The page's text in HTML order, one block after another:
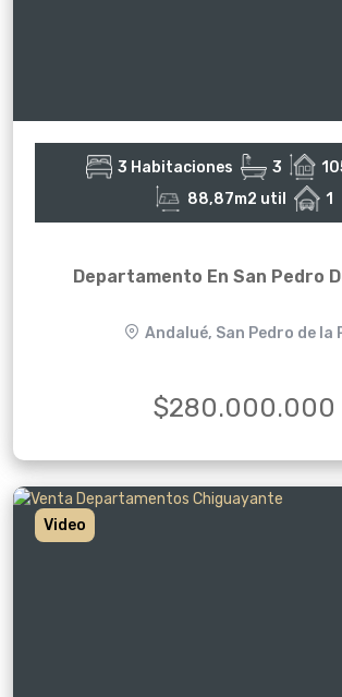
3 Habitaciones 3
88,87m2 util
1
Departamento En San Pedro
Andalué, San Pedro de la
$280.000.000
Video